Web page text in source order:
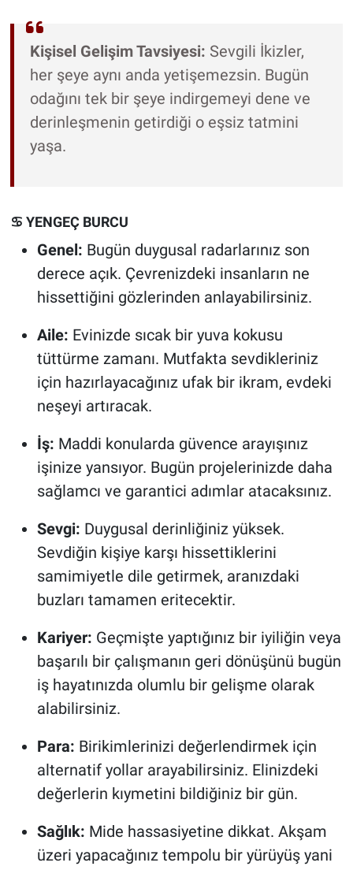
Kişisel Gelişim Tavsiyesi: Sevgili İkizler,
her şeye aynı anda yetişemezsin. Bugün
odağını tek bir şeye indirgemeyi dene ve
derinleşmenin getirdiği o eşsiz tatmini
yaşa.
♋ YENGEÇ BURCU
Genel: Bugün duygusal radarlarınız son
derece açık. Çevrenizdeki insanların ne
hissettiğini gözlerinden anlayabilirsiniz.
Aile: Evinizde sıcak bir yuva kokusu
tüttürme zamanı. Mutfakta sevdikleriniz
için hazırlayacağınız ufak bir ikram, evdeki
neşeyi artıracak.
İş: Maddi konularda güvence arayışınız
işinize yansıyor. Bugün projelerinizde daha
sağlamcı ve garantici adımlar atacaksınız.
Sevgi: Duygusal derinliğiniz yüksek.
Sevdiğin kişiye karşı hissettiklerini
samimiyetle dile getirmek, aranızdaki
buzları tamamen eritecektir.
Kariyer: Geçmişte yaptığınız bir iyiliğin veya
başarılı bir çalışmanın geri dönüşünü bugün
iş hayatınızda olumlu bir gelişme olarak
alabilirsiniz.
Para: Birikimlerinizi değerlendirmek için
alternatif yollar arayabilirsiniz. Elinizdeki
değerlerin kıymetini bildiğiniz bir gün.
Sağlık: Mide hassasiyetine dikkat. Akşam
üzeri yapacağınız tempolu bir yürüyüş yani